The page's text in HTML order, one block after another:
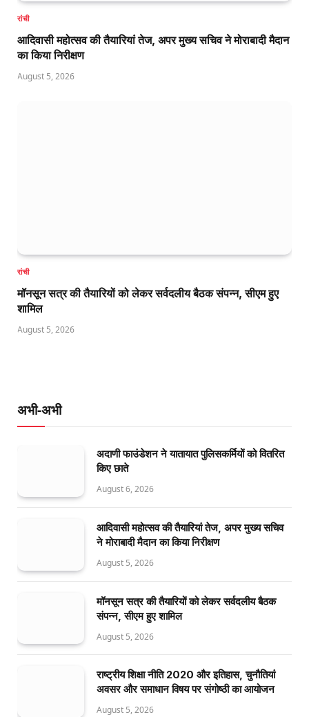
रांची
आदिवासी महोत्सव की तैयारियां तेज, अपर मुख्य सचिव ने मोराबादी मैदान
का किया निरीक्षण
August 5, 2026
रांची
मॉनसून सत्र की तैयारियों को लेकर सर्वदलीय बैठक संपन्न, सीएम हुए
शामिल
August 5, 2026
अभी-अभी
अदाणी फाउंडेशन ने यातायात पुलिसकर्मियों को वितरित
किए छाते
August 6, 2026
आदिवासी महोत्सव की तैयारियां तेज, अपर मुख्य सचिव
ने मोराबादी मैदान का किया निरीक्षण
August 5, 2026
मॉनसून सत्र की तैयारियों को लेकर सर्वदलीय बैठक
संपन्न, सीएम हुए शामिल
August 5, 2026
राष्ट्रीय शिक्षा नीति 2020 और इतिहास, चुनौतियां
अवसर और समाधान विषय पर संगोष्ठी का आयोजन
August 5, 2026